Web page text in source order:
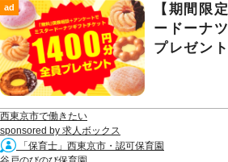
ad
【期間限
ードーナ
プレゼン
西東京市で働きたい
sponsored by 求人ボックス
「保育士」西東京市・認可保育園